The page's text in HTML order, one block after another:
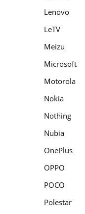
Lenovo
LeTV
Meizu
Microsoft
Motorola
Nokia
Nothing
Nubia
OnePlus
OPPO
POCO
Polestar